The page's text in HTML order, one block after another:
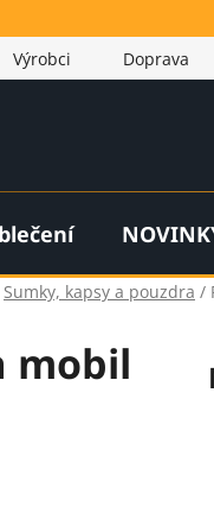
Výrobci Doprava
Sumky, kapsy a pouzdra /
mobil